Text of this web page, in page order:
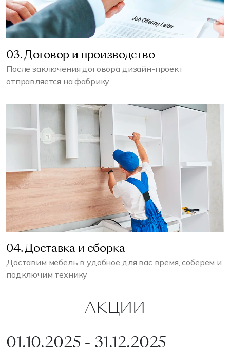
03. Договор и производство
После заключения договора дизайн-проект
отправляется на фабрику
04. Доставка и сборка
Доставим мебель в удобное для вас время, соберем и
подключим технику
АКЦИИ
01.10.2025 - 31.12.2025